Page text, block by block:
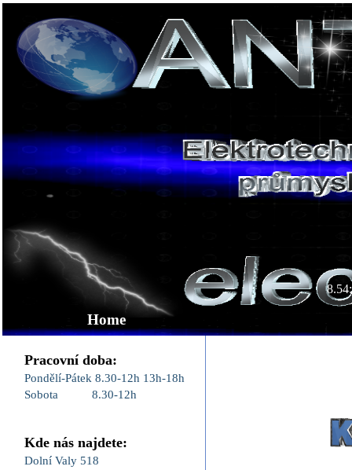
Home
Pracovní doba:
Pondělí-Pátek 8.30-12h 13h-18h
Sobota
8.30-12h
Kde nás najdete:
Dolní Valy 518